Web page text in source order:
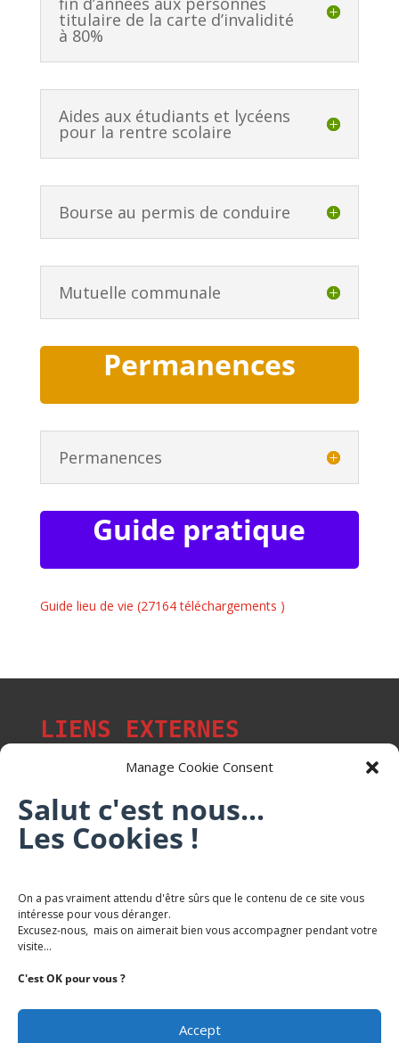
Manage Cookie Consent
Salut c'est nous...
Les Cookies !
On a pas vraiment attendu d'être sûrs que le contenu de ce site vous
intéresse pour vous déranger.
Excusez-nous, mais on aimerait bien vous accompagner pendant votre
visite...
C'est OK pour vous ?
Accept
titulaire de la carte d’invalidité
à 80%
Aides aux étudiants et lycéens
pour la rentre scolaire
Bourse au permis de conduire
Mutuelle communale
Permanences
Permanences
Guide pratique
Guide lieu de vie (27164 téléchargements )
LIENS EXTERNES
Les p'tits citoyens de Mont-Saint-Martin
Trail Saintmartinois Daniel FEITE
Karaté Mont Saint Martin